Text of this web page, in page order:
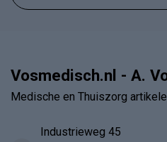
Vosmedisch.nl - A.
Medische en Thuiszorg
Industrieweg 45